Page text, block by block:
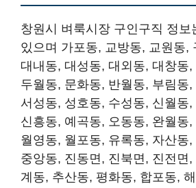
창원시 벼룩시장 구인구직 정보
있으며 가포동, 교방동, 교원동,
대내동, 대성동, 대외동, 대창동
두월동, 문화동, 반월동, 부림동
서성동, 성호동, 수성동, 신월동
신흥동, 예곡동, 오동동, 완월동
월영동, 월포동, 유록동, 자산동
중앙동, 진동면, 진북면, 진전면
계동, 추산동, 평화동, 합포동,